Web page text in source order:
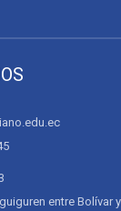
entre Bolívar